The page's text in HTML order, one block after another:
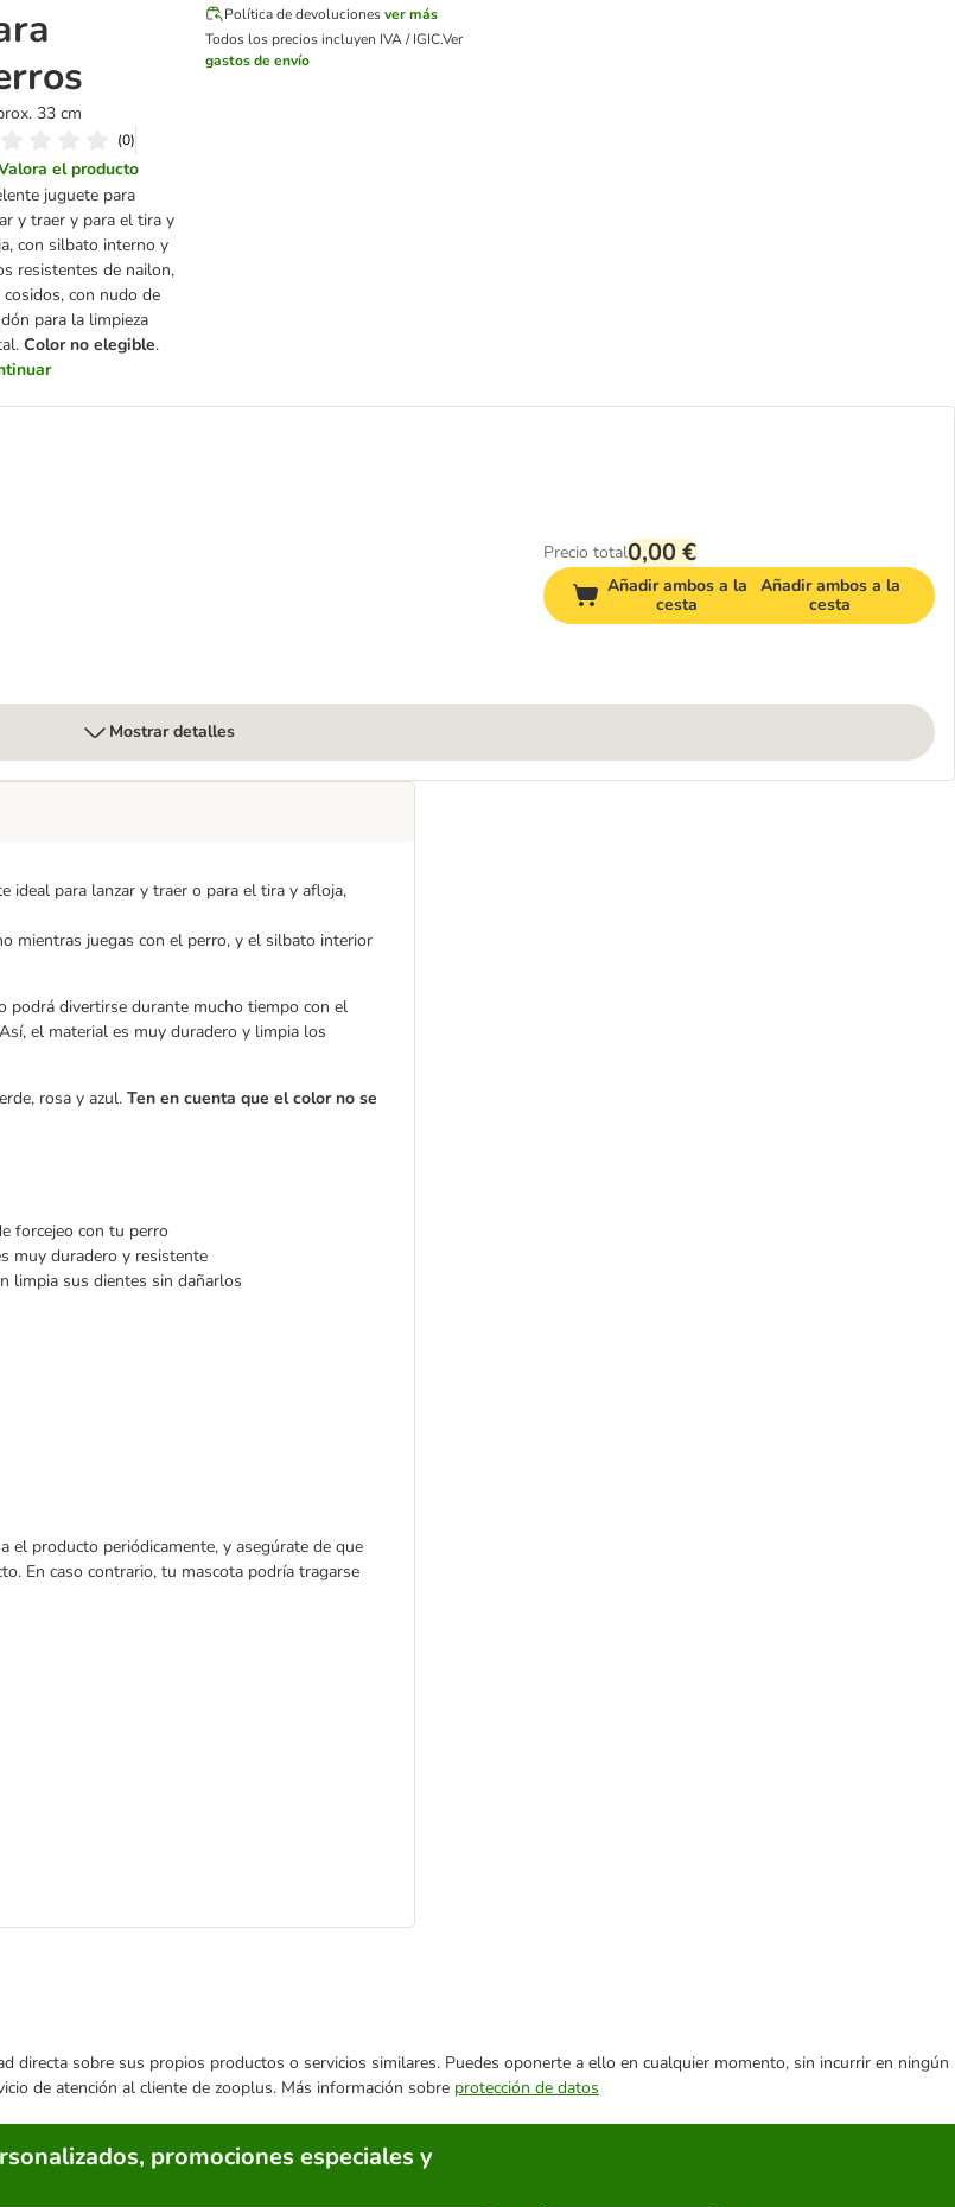
33 cm
(0)
el producto
juguete para
y traer y para el tira y
con silbato interno y
resistentes de nailon,
cosidos, con nudo de
para la limpieza
Color no elegible.
Política de devolucionesver más
Todos los precios incluyen IVA / IGIC.Ver
gastos de envío
Precio total0,00 €
Añadir ambos a la
cesta
Añadir ambos a la
cesta
Mostrar detalles
ideal para lanzar y traer o para el tira y afloja,
mientras juegas con el perro, y el silbato interior
podrá divertirse durante mucho tiempo con el
el material es muy duradero y limpia los
rosa y azul. Ten en cuenta que el color no se
forcejeo con tu perro
muy duradero y resistente
limpia sus dientes sin dañarlos
el producto periódicamente, y asegúrate de que
En caso contrario, tu mascota podría tragarse
directa sobre sus propios productos o servicios similares. Puedes oponerte a ello en cualquier momento, sin incurrir en ningún
de atención al cliente de zooplus. Más información sobre protección de datos
promociones especiales y